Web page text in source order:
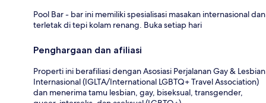
Pool Bar - bar ini memiliki spesialisasi masakan internasional dan
terletak di tepi kolam renang. Buka setiap hari
Penghargaan dan afiliasi
Properti ini berafiliasi dengan Asosiasi Perjalanan Gay & Lesbian
Internasional (IGLTA/International LGBTQ+ Travel Association)
dan menerima tamu lesbian, gay, biseksual, transgender,